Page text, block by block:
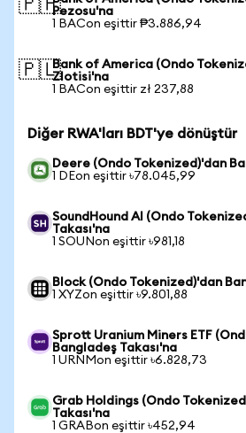
🇵🇭Pezosu'na
1 BACon eşittir ₱3.886,94
🇵🇱Bank of America (Ondo
Zlotisi'na
1 BACon eşittir zł 237,88
Diğer RWA'ları BDT'ye dönüştür
Deere (Ondo Tokenized)'dan
1 DEon eşittir ৳78.045,99
SoundHound AI (Ondo
Takası'na
1 SOUNon eşittir ৳981,18
Block (Ondo Tokenized)'dan
1 XYZon eşittir ৳9.801,88
Sprott Uranium Miners ETF
Bangladeş Takası'na
1 URNMon eşittir ৳6.828,73
Grab Holdings (Ondo
Takası'na
1 GRABon eşittir ৳452,94